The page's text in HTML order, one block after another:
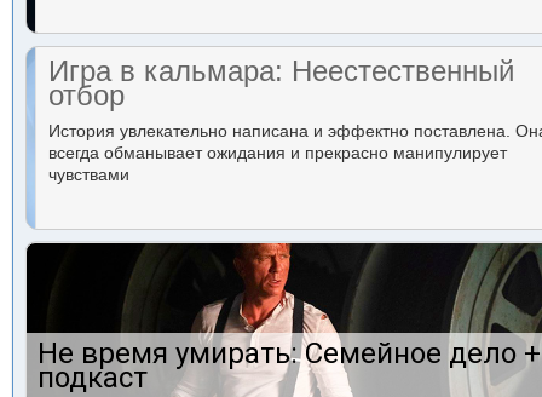
Игра в кальмара: Неестественный
отбор
История увлекательно написана и эффектно поставлена.
всегда обманывает ожидания и прекрасно манипулирует
чувствами
Не время умирать: Семейное дело +
подкаст